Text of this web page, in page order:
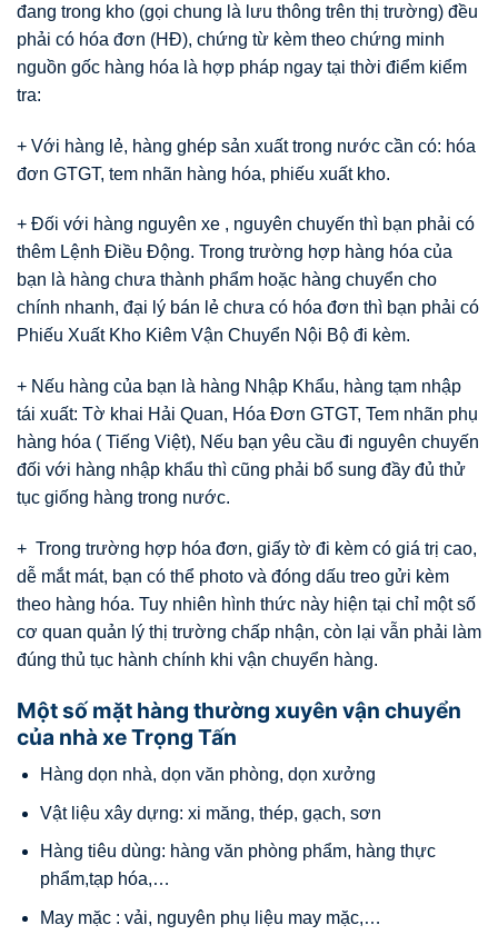
đang trong kho (gọi chung là lưu thông trên thị trường) đều
phải có hóa đơn (HĐ), chứng từ kèm theo chứng minh
nguồn gốc hàng hóa là hợp pháp ngay tại thời điểm kiểm
tra:
+ Với hàng lẻ, hàng ghép sản xuất trong nước cần có: hóa
đơn GTGT, tem nhãn hàng hóa, phiếu xuất kho.
+ Đối với hàng nguyên xe , nguyên chuyến thì bạn phải có
thêm Lệnh Điều Động. Trong trường hợp hàng hóa của
bạn là hàng chưa thành phẩm hoặc hàng chuyển cho
chính nhanh, đại lý bán lẻ chưa có hóa đơn thì bạn phải có
Phiếu Xuất Kho Kiêm Vận Chuyển Nội Bộ đi kèm.
+ Nếu hàng của bạn là hàng Nhập Khẩu, hàng tạm nhập
tái xuất: Tờ khai Hải Quan, Hóa Đơn GTGT, Tem nhãn phụ
hàng hóa ( Tiếng Việt), Nếu bạn yêu cầu đi nguyên chuyến
đối với hàng nhập khẩu thì cũng phải bổ sung đầy đủ thử
tục giống hàng trong nước.
+ Trong trường hợp hóa đơn, giấy tờ đi kèm có giá trị cao,
dễ mắt mát, bạn có thể photo và đóng dấu treo gửi kèm
theo hàng hóa. Tuy nhiên hình thức này hiện tại chỉ một số
cơ quan quản lý thị trường chấp nhận, còn lại vẫn phải làm
đúng thủ tục hành chính khi vận chuyển hàng.
Một số mặt hàng thường xuyên vận chuyển
của nhà xe Trọng Tấn
Hàng dọn nhà, dọn văn phòng, dọn xưởng
Vật liệu xây dựng: xi măng, thép, gạch, sơn
Hàng tiêu dùng: hàng văn phòng phẩm, hàng thực
phẩm,tạp hóa,…
May mặc : vải, nguyên phụ liệu may mặc,…